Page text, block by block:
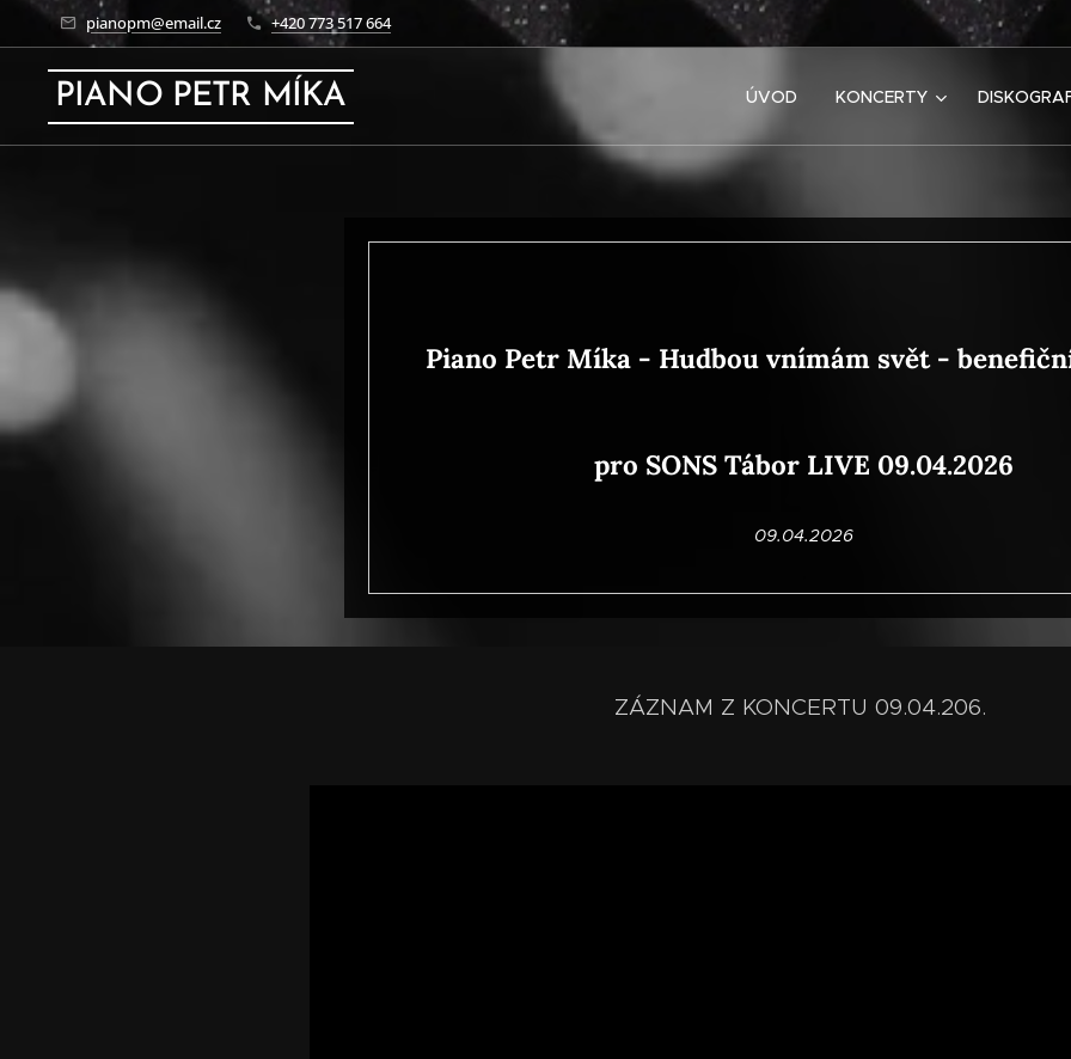
pianopm@email.cz +420 773 517 664
PIANO PETR MÍKA ÚVOD KONCERTY
Piano Petr Míka - Hudbou vnímám svět -
pro SONS Tábor LIVE 09.04.2026
09.04.2026
ZÁZNAM Z KONCERTU 09.04.206.